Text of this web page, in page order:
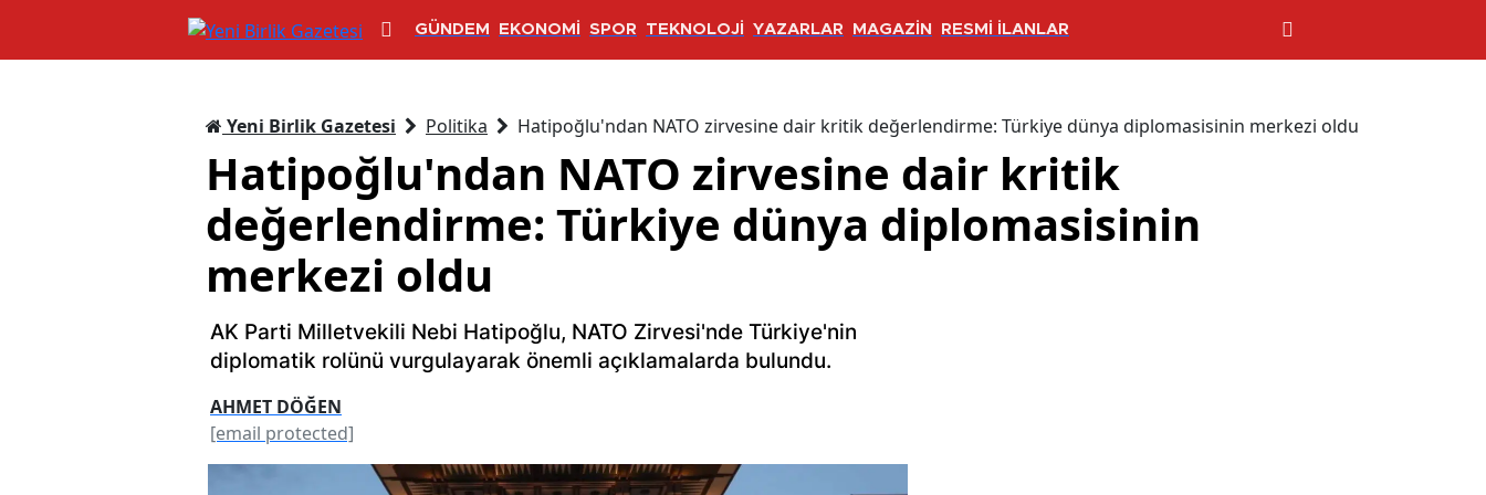
GÜNDEM EKONOMİ SPOR TEKNOLOJİ YAZARLAR MAGAZİN RESMİ İLANLAR
Yeni Birlik Gazetesi Politika Hatipoğlu'ndan NATO zirvesine dair kritik değerlendirme: Türkiye dünya diplomasisinin merkezi oldu
Hatipoğlu'ndan NATO zirvesine dair kritik
değerlendirme: Türkiye dünya diplomasisinin
merkezi oldu
AK Parti Milletvekili Nebi Hatipoğlu, NATO Zirvesi'nde Türkiye'nin
diplomatik rolünü vurgulayarak önemli açıklamalarda bulundu.
AHMET DÖĞEN
[email protected]